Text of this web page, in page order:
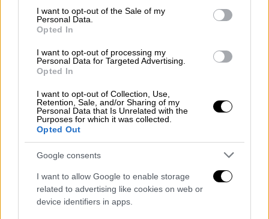
consent section.
I want to opt-out of the Sale of my
Personal Data.
Opted In
I want to opt-out of processing my
Personal Data for Targeted Advertising.
Opted In
I want to opt-out of Collection, Use,
Retention, Sale, and/or Sharing of my
Personal Data that Is Unrelated with the
Purposes for which it was collected.
Opted Out
Google consents
I want to allow Google to enable storage
related to advertising like cookies on web or
device identifiers in apps.
Το κίνημα, που επισήμως δεν συμμετείχε
στις διαπραγματεύσεις στην πρωτεύουσα
του Κατάρ, κατήγγειλε ακόμη «την εμμονή»
του ισραηλινού πρωθυπουργούνα
διατηρήσει στρατεύματα ανεπτυγμένα κατά
μήκος των συνόρων του παλαιστινιακού
θυλάκου με την Αίγυπτο και τους «νέους
όρους» που έθεσε, ειδικά για τους
παλαιστίνιους κρατούμενους που θα
ανταλλαχθούν με ισραηλινούς ομήρους.
Η Χαμάς επιμένει στην εφαρμογή, ως είχε,
της πρότασης που είχε παρουσιαστεί στα